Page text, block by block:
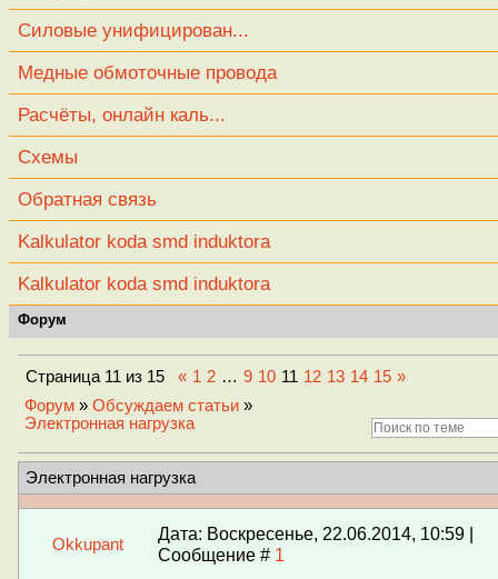
Силовые унифицирован...
Медные обмоточные провода
Расчёты, онлайн каль...
Схемы
Обратная связь
Kalkulator koda smd induktora
Kalkulator koda smd induktora
Форум
Страница 11 из 15 « 1 2 … 9 10 11 12 13 14 15 »
Форум » Обсуждаем статьи »
Электронная нагрузка
Электронная нагрузка
Okkupant
Дата: Воскресенье, 22.06.2014, 10:59 |
Сообщение # 1